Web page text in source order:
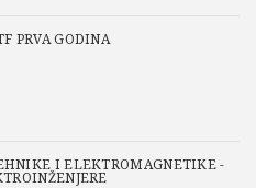
PRVA GODINA
I ELEKTROMAGNETIKE -